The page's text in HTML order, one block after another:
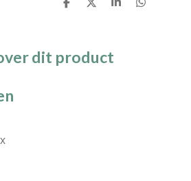
D
D
S
D
dit product